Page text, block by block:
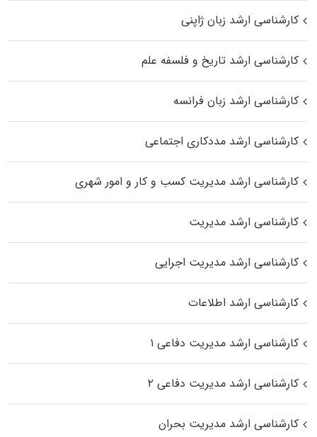
کارشناسی ارشد زبان ژاپنی
کارشناسی ارشد تاریخ و فلسفه علم
کارشناسی ارشد زبان فرانسه
کارشناسی ارشد مددکاری اجتماعی
کارشناسی ارشد مدیریت کسب و کار و امور شهری
کارشناسی ارشد مدیریت
کارشناسی ارشد مدیریت اجرایی
کارشناسی ارشد اطلاعات
کارشناسی ارشد مدیریت دفاعی ۱
کارشناسی ارشد مدیریت دفاعی ۲
کارشناسی ارشد مدیریت بحران